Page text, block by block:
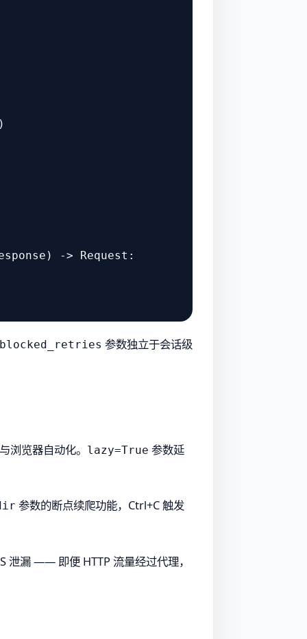
) -> Request:
参数独立于会话级
浏览器自动化。 lazy=True 参数延
参数的断点续爬功能，Ctrl+C 触发
泄漏 —— 即便 HTTP 流量经过代理，